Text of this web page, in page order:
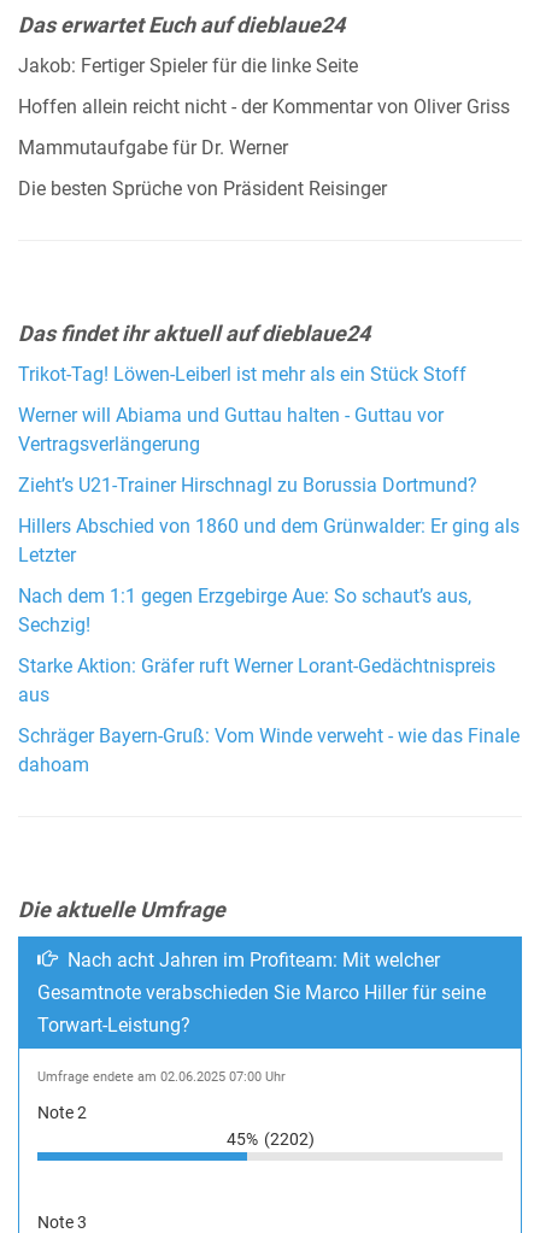
Das erwartet Euch auf dieblaue24
Jakob: Fertiger Spieler für die linke Seite
Hoffen allein reicht nicht - der Kommentar von Oliver Griss
Mammutaufgabe für Dr. Werner
Die besten Sprüche von Präsident Reisinger
Das findet ihr aktuell auf dieblaue24
Trikot-Tag! Löwen-Leiberl ist mehr als ein Stück Stoff
Werner will Abiama und Guttau halten - Guttau vor
Vertragsverlängerung
Zieht’s U21-Trainer Hirschnagl zu Borussia Dortmund?
Hillers Abschied von 1860 und dem Grünwalder: Er ging als
Letzter
Nach dem 1:1 gegen Erzgebirge Aue: So schaut’s aus,
Sechzig!
Starke Aktion: Gräfer ruft Werner Lorant-Gedächtnispreis
aus
Schräger Bayern-Gruß: Vom Winde verweht - wie das Finale
dahoam
Die aktuelle Umfrage
Nach acht Jahren im Profiteam: Mit welcher
Gesamtnote verabschieden Sie Marco Hiller für seine
Torwart-Leistung?
Umfrage endete am 02.06.2025 07:00 Uhr
Note 2
45% (2202)
Note 3